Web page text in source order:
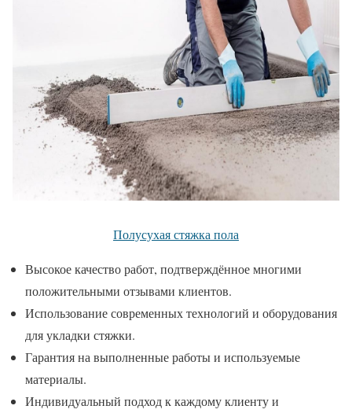
Полусухая стяжка пола
Высокое качество работ, подтверждённое многими
положительными отзывами клиентов.
Использование современных технологий и оборудования
для укладки стяжки.
Гарантия на выполненные работы и используемые
материалы.
Индивидуальный подход к каждому клиенту и